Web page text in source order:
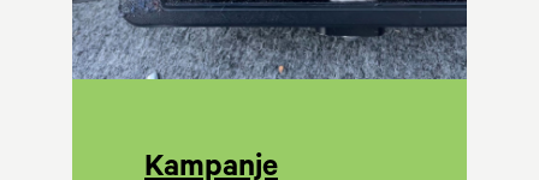
Kampanje